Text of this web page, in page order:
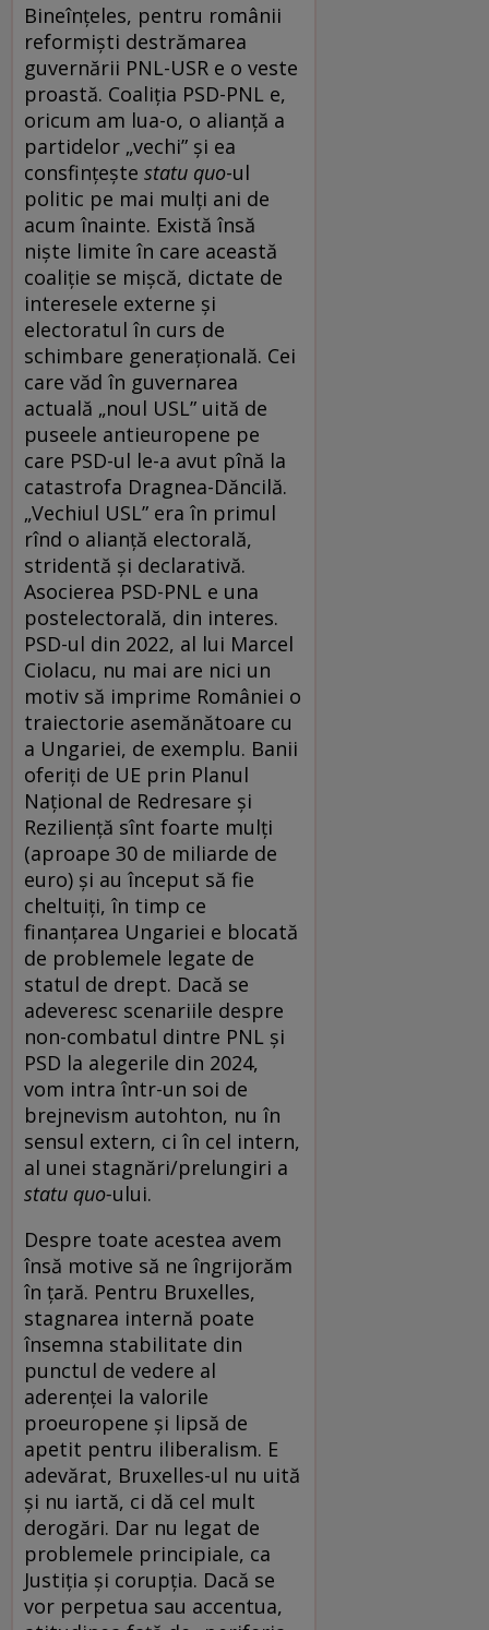
Bineînțeles, pentru românii
reformiști destrămarea
guvernării PNL-USR e o veste
proastă. Coaliția PSD-PNL e,
oricum am lua-o, o alianță a
partidelor „vechi” și ea
consfințește statu quo-ul
politic pe mai mulți ani de
acum înainte. Există însă
niște limite în care această
coaliție se mișcă, dictate de
interesele externe și
electoratul în curs de
schimbare generațională. Cei
care văd în guvernarea
actuală „noul USL” uită de
puseele antieuropene pe
care PSD-ul le-a avut pînă la
catastrofa Dragnea-Dăncilă.
„Vechiul USL” era în primul
rînd o alianță electorală,
stridentă și declarativă.
Asocierea PSD-PNL e una
postelectorală, din interes.
PSD-ul din 2022, al lui Marcel
Ciolacu, nu mai are nici un
motiv să imprime României o
traiectorie asemănătoare cu
a Ungariei, de exemplu. Banii
oferiți de UE prin Planul
Național de Redresare și
Reziliență sînt foarte mulți
(aproape 30 de miliarde de
euro) și au început să fie
cheltuiți, în timp ce
finanțarea Ungariei e blocată
de problemele legate de
statul de drept. Dacă se
adeveresc scenariile despre
non-combatul dintre PNL și
PSD la alegerile din 2024,
vom intra într-un soi de
brejnevism autohton, nu în
sensul extern, ci în cel intern,
al unei stagnări/prelungiri a
statu quo-ului.
Despre toate acestea avem
însă motive să ne îngrijorăm
în țară. Pentru Bruxelles,
stagnarea internă poate
însemna stabilitate din
punctul de vedere al
aderenței la valorile
proeuropene și lipsă de
apetit pentru iliberalism. E
adevărat, Bruxelles-ul nu uită
și nu iartă, ci dă cel mult
derogări. Dar nu legat de
problemele principiale, ca
Justiția și corupția. Dacă se
vor perpetua sau accentua,